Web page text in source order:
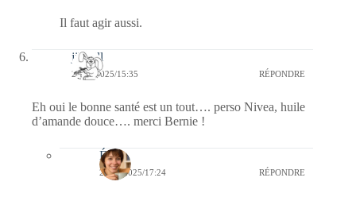
Il faut agir aussi.
jill bill
25/11/2025/15:35 RÉPONDRE
Eh oui le bonne santé est un tout…. perso Nivea, huile
d’amande douce…. merci Bernie !
Élise
26/11/2025/17:24 RÉPONDRE